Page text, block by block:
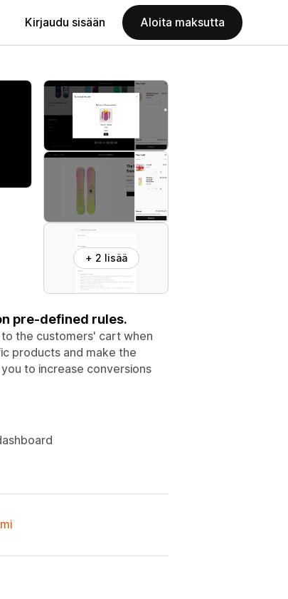
Kirjaudu sisään Aloita maksutta
+ 2 lisää
pre-defined rules.
the customers' cart when
products and make the
to increase conversions